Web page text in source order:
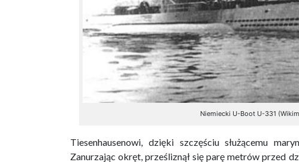
Niemiecki U-Boot U-331
Tiesenhausenowi, dzięki szczęściu służącemu
Zanurzając okręt, prześliznął się parę metrów przed